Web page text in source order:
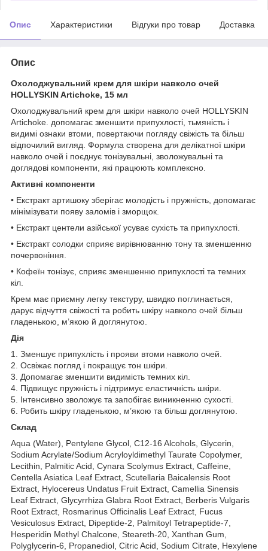
Опис Характеристики Відгуки про товар Доставка
Опис
Охолоджувальний крем для шкіри навколо очей
HOLLYSKIN Artichoke, 15 мл
Охолоджувальний крем для шкіри навколо очей HOLLYSKIN
Artichoke. допомагає зменшити припухлості, тьмяність і
видимі ознаки втоми, повертаючи погляду свіжість та більш
відпочилий вигляд. Формула створена для делікатної шкіри
навколо очей і поєднує тонізувальні, зволожувальні та
доглядові компоненти, які працюють комплексно.
Активні компоненти
• Екстракт артишоку зберігає молодість і пружність, допомагає
мінімізувати появу заломів і зморщок.
• Екстракт центели азійської усуває сухість та припухлості.
• Екстракт солодки сприяє вирівнюванню тону та зменшенню
почервоніння.
• Кофеїн тонізує, сприяє зменшенню припухлості та темних
кіл.
Крем має приємну легку текстуру, швидко поглинається,
дарує відчуття свіжості та робить шкіру навколо очей більш
гладенькою, м’якою й доглянутою.
Дія
1. Зменшує припухлість і прояви втоми навколо очей.
2. Освіжає погляд і покращує тон шкіри.
3. Допомагає зменшити видимість темних кіл.
4. Підвищує пружність і підтримує еластичність шкіри.
5. Інтенсивно зволожує та запобігає виникненню сухості.
6. Робить шкіру гладенькою, м’якою та більш доглянутою.
Склад
Aqua (Water), Pentylene Glycol, C12-16 Alcohols, Glycerin,
Sodium Acrylate/Sodium Acryloyldimethyl Taurate Copolymer,
Lecithin, Palmitic Acid, Cynara Scolymus Extract, Caffeine,
Centella Asiatica Leaf Extract, Scutellaria Baicalensis Root
Extract, Hylocereus Undatus Fruit Extract, Camellia Sinensis
Leaf Extract, Glycyrrhiza Glabra Root Extract, Berberis Vulgaris
Root Extract, Rosmarinus Officinalis Leaf Extract, Fucus
Vesiculosus Extract, Dipeptide-2, Palmitoyl Tetrapeptide-7,
Hesperidin Methyl Chalcone, Steareth-20, Xanthan Gum,
Polyglycerin-6, Propanediol, Citric Acid, Sodium Citrate, Hexylene